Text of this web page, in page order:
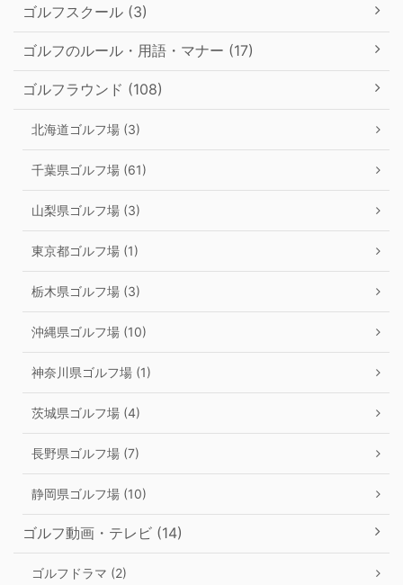
ゴルフスクール (3)
ゴルフのルール・用語・マナー (17)
ゴルフラウンド (108)
北海道ゴルフ場 (3)
千葉県ゴルフ場 (61)
山梨県ゴルフ場 (3)
東京都ゴルフ場 (1)
栃木県ゴルフ場 (3)
沖縄県ゴルフ場 (10)
神奈川県ゴルフ場 (1)
茨城県ゴルフ場 (4)
長野県ゴルフ場 (7)
静岡県ゴルフ場 (10)
ゴルフ動画・テレビ (14)
ゴルフドラマ (2)